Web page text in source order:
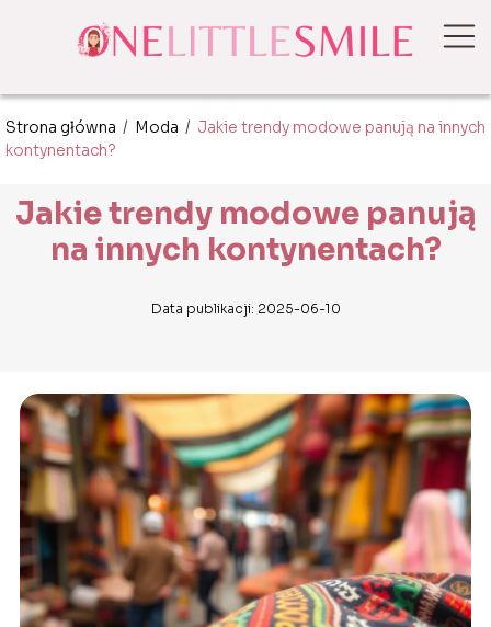
Strona główna / Moda / Jakie trendy modowe panują na innych
kontynentach?
Jakie trendy modowe panują
na innych kontynentach?
Data publikacji: 2025-06-10